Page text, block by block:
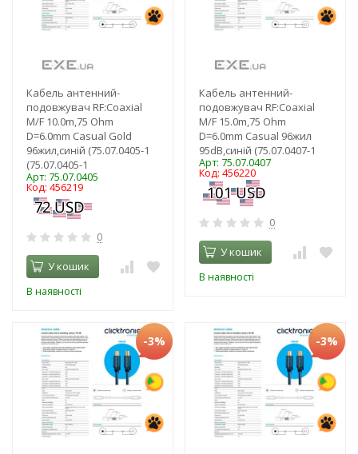
Кабель антенний-
подовжувач RF:Coaxial
M/F 10.0m,75 Ohm
D=6.0mm Casual Gold
96жил,синій (75.07.0405-1
(75.07.0405-1
Арт: 75.07.0405
Код: 456219
0
У кошик
В наявності
Кабель антенний-
подовжувач RF:Coaxial
M/F 15.0m,75 Ohm
D=6.0mm Casual 96жил
95dB,синій (75.07.0407-1
Арт: 75.07.0407
Код: 456220
0
У кошик
В наявності
-3% -3%